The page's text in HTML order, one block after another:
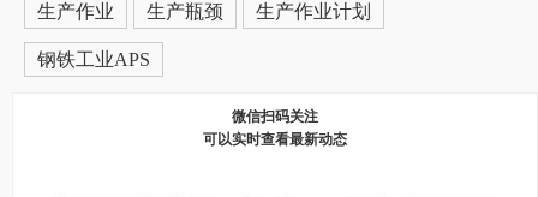
生产作业 生产瓶颈 生产作业计划
钢铁工业APS
微信扫码关注
可以实时查看最新动态